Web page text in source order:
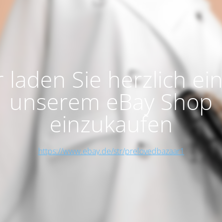
laden Sie herzlich
unserem eBay Shop
einzukaufen
https://www.ebay.de/str/prelovedbazaar1